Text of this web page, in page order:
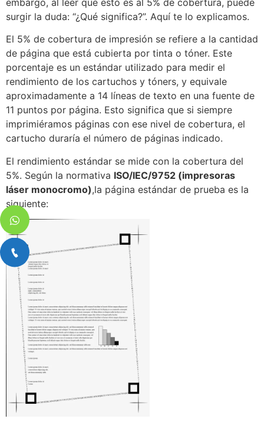
surgir la duda: “¿Qué significa?”. Aquí te lo explicamos.
El 5% de cobertura de impresión se refiere a la cantidad
de página que está cubierta por tinta o tóner. Este
porcentaje es un estándar utilizado para medir el
rendimiento de los cartuchos y tóners, y equivale
aproximadamente a 14 líneas de texto en una fuente de
11 puntos por página. Esto significa que si siempre
imprimiéramos páginas con ese nivel de cobertura, el
cartucho duraría el número de páginas indicado.
El rendimiento estándar se mide con la cobertura del
5%. Según la normativa ISO/IEC/9752 (impresoras
láser monocromo),la página estándar de prueba es la
siguiente: